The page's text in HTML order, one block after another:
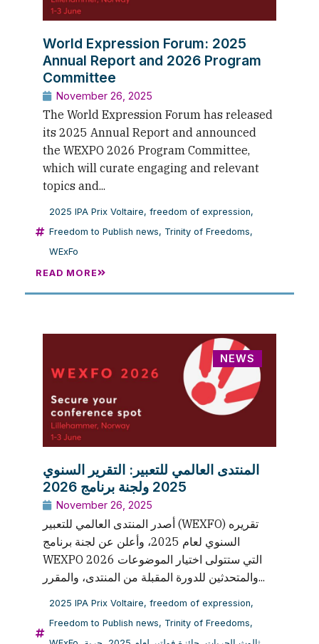
World Expression Forum: 2025
Annual Report and 2026 Program
Committee
November 26, 2025
The World Expression Forum has released
its 2025 Annual Report and announced
the WEXPO 2026 Program Committee,
which will curate engaging and relevant
topics and...
2025 IPA Prix Voltaire, freedom of expression,
Freedom to Publish news, Trinity of Freedoms,
WExFo
READ MORE
NEWS
المنتدى العالمي للتعبير: التقرير السنوي
2025 ولجنة برنامج 2026
November 26, 2025
أصدر المنتدى العالمي للتعبير (WEXFO) تقريره
السنوي لعام 2025، وأعلن عن لجنة برنامج
WEXPO 2026 التي ستتولى اختيار الموضوعات
والمتحدثين للدورة المقبلة من المنتدى، والمقرر...
2025 IPA Prix Voltaire, freedom of expression,
Freedom to Publish news, Trinity of Freedoms,